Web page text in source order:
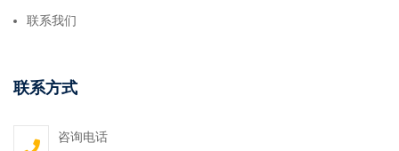
联系我们
联系方式
咨询电话